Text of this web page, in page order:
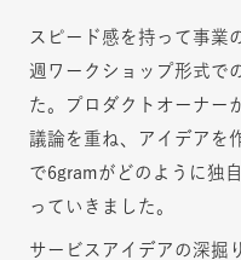
スピード感を持って事業
週ワークショップ形式で
た。プロダクトオーナー
議論を重ね、アイデアを
で6gramがどのように独
っていきました。
サービスアイデアの深掘